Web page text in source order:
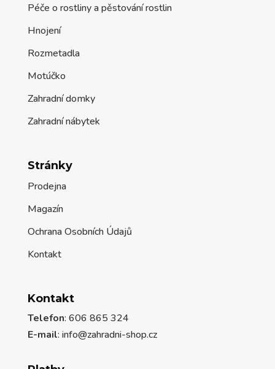
Péče o rostliny a pěstování rostlin
Hnojení
Rozmetadla
Motúčko
Zahradní domky
Zahradní nábytek
Stránky
Prodejna
Magazín
Ochrana Osobních Údajů
Kontakt
Kontakt
Telefon: 606 865 324
E-mail: info@zahradni-shop.cz